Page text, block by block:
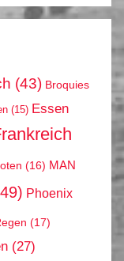
(43) Broquies
(15) Essen
(16) MAN
Phoenix
(17)
(27)